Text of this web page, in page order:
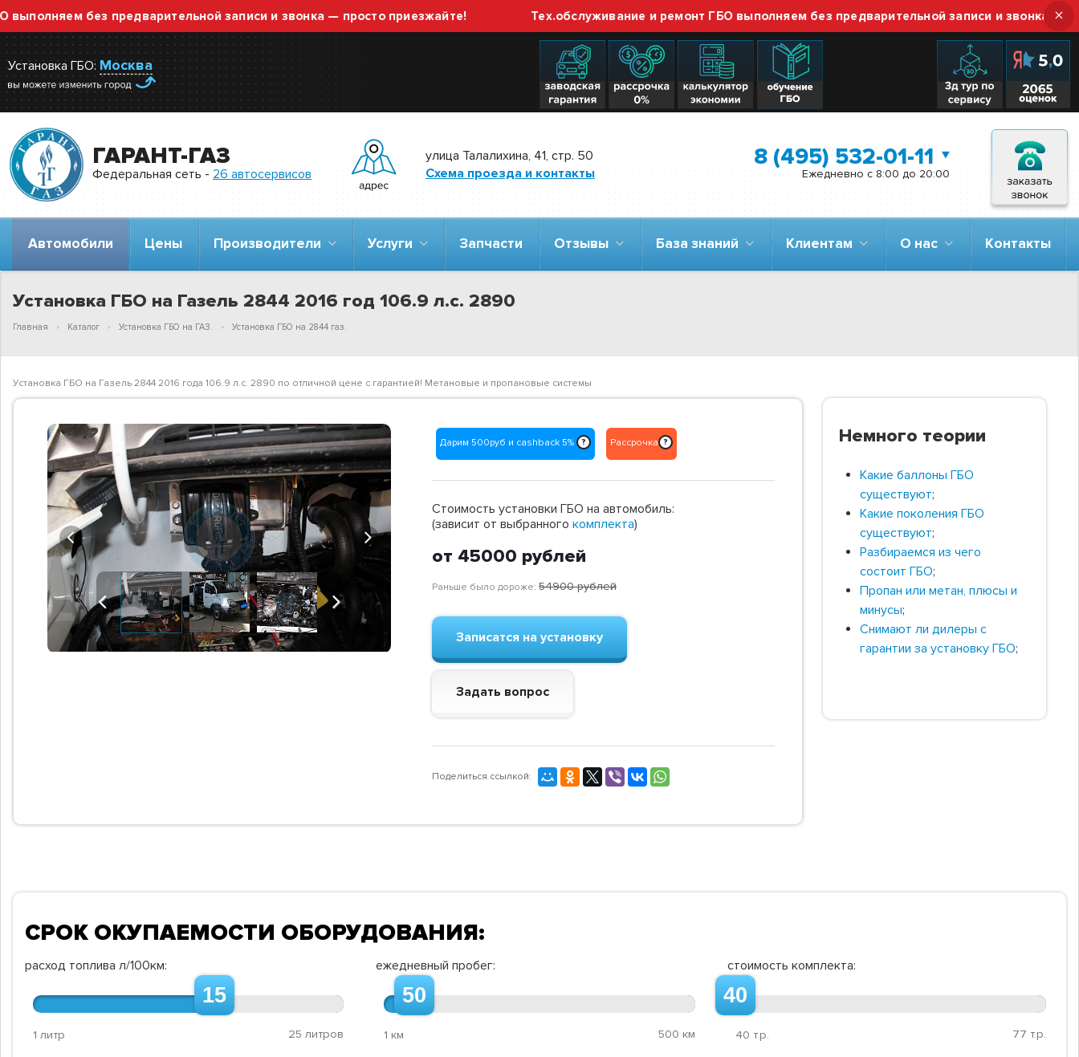
без предварительной записи и звонка — просто приезжайте! Тех.обслуживание и ремонт ГБО выполняем без предварительной записи и звонка — просто
×
Установка ГБО: Москва
ГАРАНТ-ГАЗ
Федеральная сеть - 26 автосервисов
улица Талалихина, 41, стр. 50
Схема проезда и контакты
8 (495) 532-01-11
Ежедневно с 8:00 до 20:00
Автомобили Цены Производители Услуги Запчасти Отзывы База знаний Клиентам О нас Контакты
Установка ГБО на Газель 2844 2016 год 106.9 л.с. 2890
Главная Каталог Установка ГБО на ГАЗ. Установка ГБО на 2844 газ.
Установка ГБО на Газель 2844 2016 года 106.9 л.с. 2890 по отличной цене с гарантией! Метановые и пропановые системы
Previous Next
Previous Next
Дарим 500руб и cashback 5% ? Рассрочка ?
Стоимость установки ГБО на автомобиль:
(зависит от выбранного комплекта)
от 45000 рублей
Раньше было дороже: 54900рублей
Записатся на установку
Задать вопрос
Поделиться ссылкой:
Немного теории
Какие баллоны ГБО
существуют;
Какие поколения ГБО
существуют;
Разбираемся из чего
состоит ГБО;
Пропан или метан, плюсы и
минусы;
Снимают ли дилеры с
гарантии за установку ГБО;
СРОК ОКУПАЕМОСТИ ОБОРУДОВАНИЯ:
расход топлива л/100км:
15
1 литр 25 литров
ежедневный пробег:
50
1 км 500 км
стоимость комплекта:
40
40 т.р. 77 т.р.